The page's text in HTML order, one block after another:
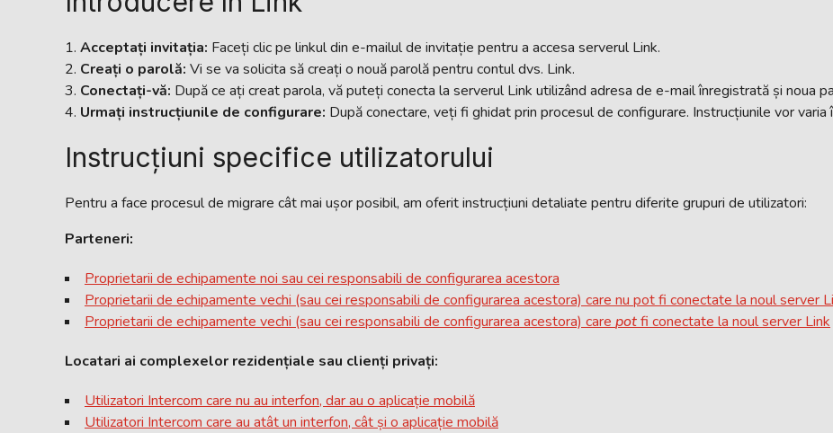
Acceptați invitația: Faceți clic pe linkul din e-mailul de invitație pentru a accesa serverul Link.
Creați o parolă: Vi se va solicita să creați o nouă parolă pentru contul dvs. Link.
Conectați-vă: După ce ați creat parola, vă puteți conecta la serverul Link utilizând adresa de e-mail înregistrată și noua
Urmați instrucțiunile de configurare: După conectare, veți fi ghidat prin procesul de configurare. Instrucțiunile vor
Instrucțiuni specifice utilizatorului
Pentru a face procesul de migrare cât mai ușor posibil, am oferit instrucțiuni detaliate pentru diferite grupuri de utilizatori:
Parteneri:
Proprietarii de echipamente noi sau cei responsabili de configurarea acestora
Proprietarii de echipamente vechi (sau cei responsabili de configurarea acestora) care nu pot fi conectate la noul server
Proprietarii de echipamente vechi (sau cei responsabili de configurarea acestora) care potfi conectate la noul server Link
Locatari ai complexelor rezidențiale sau clienți privați:
Utilizatori Intercom care nu au interfon, dar au o aplicație mobilă
Utilizatori Intercom care au atât un interfon, cât și o aplicație mobilă